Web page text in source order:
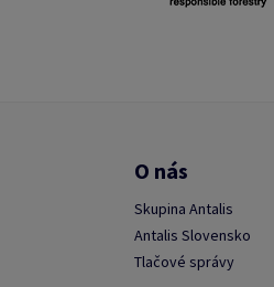
O nás
Skupina Antalis
Antalis Slovensko
Tlačové správy